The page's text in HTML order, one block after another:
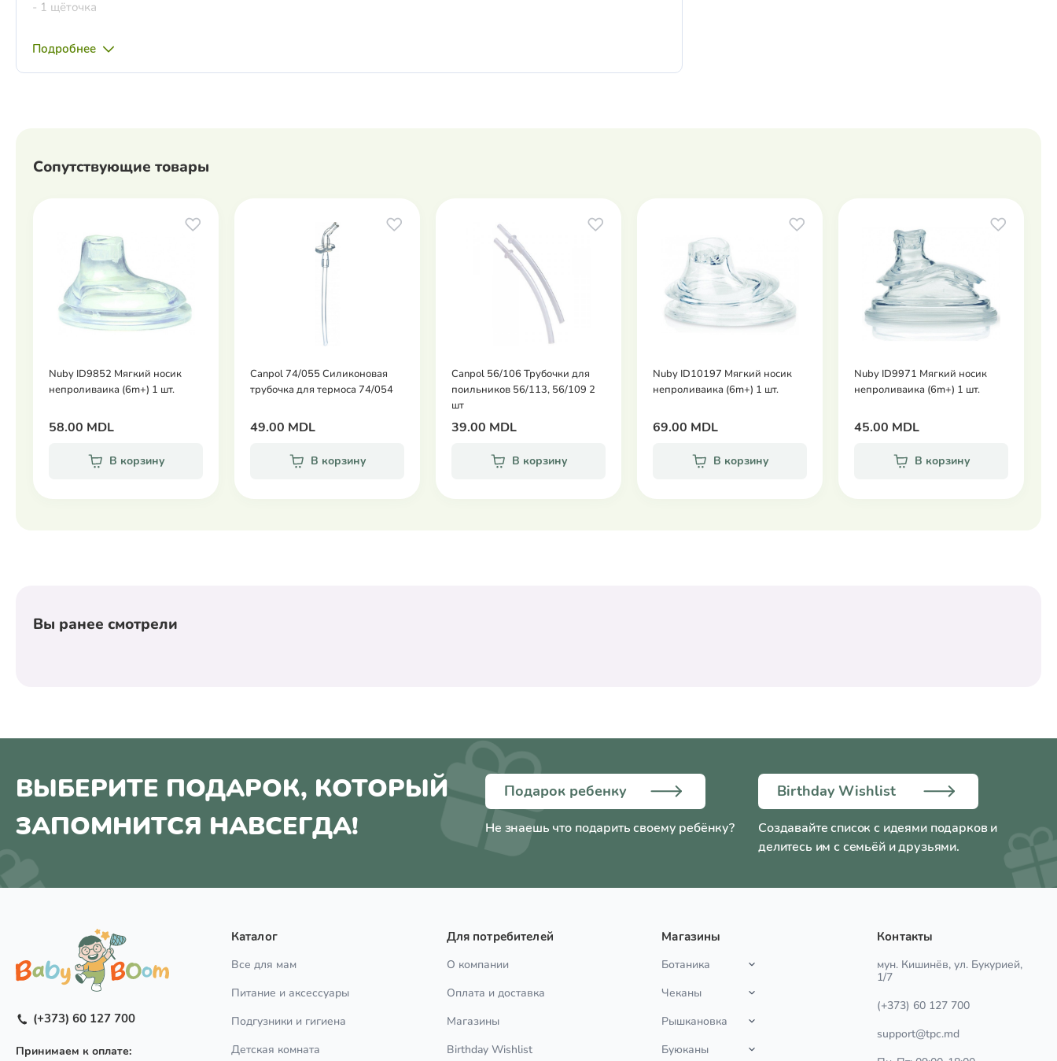
- 1 щёточка
Подробнее
Сопутствующие товары
Nuby ID9852 Мягкий носик
непроливаика (6m+) 1 шт.
58.00 MDL
В корзину
Canpol 74/055 Силиконовая
трубочка для термоса 74/054
49.00 MDL
В корзину
Canpol 56/106 Трубочки для
поильников 56/113, 56/109 2
шт
39.00 MDL
В корзину
Nuby ID10197 Мягкий носик
непроливаика (6m+) 1 шт.
69.00 MDL
В корзину
Nuby ID9971 Мягкий носик
непроливаика (6m+) 1 шт.
45.00 MDL
В корзину
Вы ранее смотрели
ВЫБЕРИТЕ ПОДАРОК, КОТОРЫЙ
ЗАПОМНИТСЯ НАВСЕГДА!
Подарок ребенку
Не знаешь что подарить своему ребёнку?
Birthday Wishlist
Создавайте список с идеями подарков и
делитесь им с семьёй и друзьями.
(+373) 60 127 700
Принимаем к оплате:
Каталог
Все для мам
Питание и аксессуары
Подгузники и гигиена
Детская комната
Для потребителей
О компании
Оплата и доставка
Магазины
Birthday Wishlist
Магазины
Ботаника
Чеканы
Рышкановка
Буюканы
Контакты
мун. Кишинёв, ул. Букурией,
1/7
(+373) 60 127 700
support@tpc.md